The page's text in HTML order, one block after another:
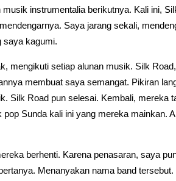
instrumentalia berikutnya. Kali ini,
Saya jarang sekali,
saya kagumi.
mengikuti setiap alunan musik. Silk
membuat saya semangat. Pikiran
Silk Road pun selesai. Kembali, mereka
Sunda kali ini yang mereka mainkan.
berhenti. Karena penasaran, saya
Menanyakan nama band tersebut.